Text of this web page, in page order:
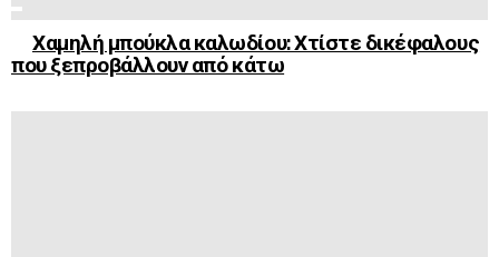
Χαμηλή μπούκλα καλωδίου: Χτίστε δικέφαλους
που ξεπροβάλλουν από κάτω